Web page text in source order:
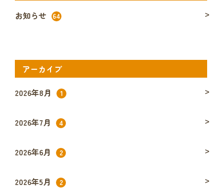
お知らせ
64
アーカイブ
2026年8月
1
2026年7月 4
2026年6月 2
2026年5月 2